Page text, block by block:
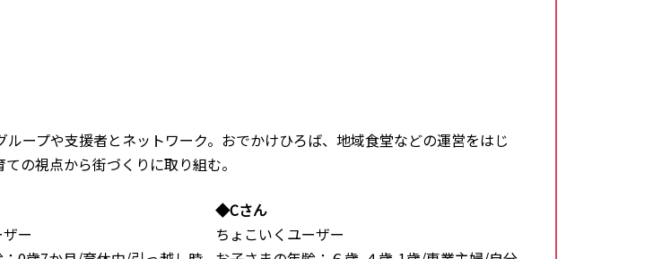
ープや支援者とネットワーク。おでかけひろば、地域食堂などの運営をはじ
の視点から街づくりに取り組む。
ー
◆Cさん
ちょこいくユーザー